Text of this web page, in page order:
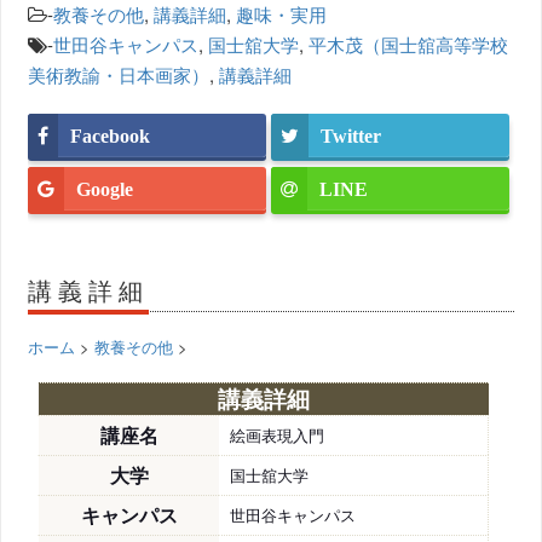
-教養その他,講義詳細, 趣味・実用
-世田谷キャンパス, 国士舘大学,平木茂（国士舘高等学校
美術教諭・日本画家） ,講義詳細
Facebook Twitter
Google LINE
講義詳細
ホーム >教養その他 >
講義詳細
講座名 絵画表現入門
大学 国士舘大学
キャンパス 世田谷キャンパス